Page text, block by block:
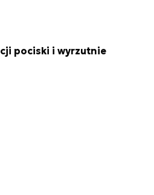
pociski i wyrzutnie